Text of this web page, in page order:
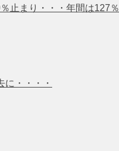
止まり・・・年間は127％
に・・・・